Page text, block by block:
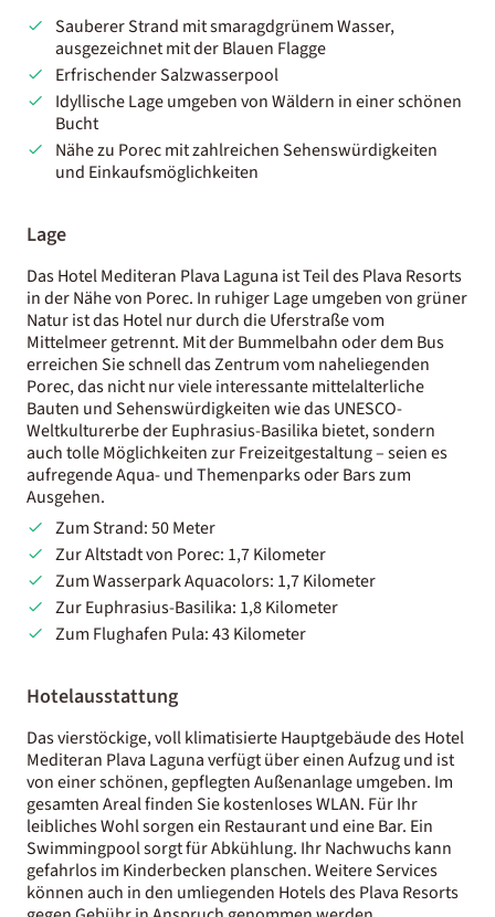
Sauberer Strand mit smaragdgrünem Wasser,
ausgezeichnet mit der Blauen Flagge
Erfrischender Salzwasserpool
Idyllische Lage umgeben von Wäldern in einer schönen
Bucht
Nähe zu Porec mit zahlreichen Sehenswürdigkeiten
und Einkaufsmöglichkeiten
Lage
Das Hotel Mediteran Plava Laguna ist Teil des Plava Resorts
in der Nähe von Porec. In ruhiger Lage umgeben von grüner
Natur ist das Hotel nur durch die Uferstraße vom
Mittelmeer getrennt. Mit der Bummelbahn oder dem Bus
erreichen Sie schnell das Zentrum vom naheliegenden
Porec, das nicht nur viele interessante mittelalterliche
Bauten und Sehenswürdigkeiten wie das UNESCO-
Weltkulturerbe der Euphrasius-Basilika bietet, sondern
auch tolle Möglichkeiten zur Freizeitgestaltung – seien es
aufregende Aqua- und Themenparks oder Bars zum
Ausgehen.
Zum Strand: 50 Meter
Zur Altstadt von Porec: 1,7 Kilometer
Zum Wasserpark Aquacolors: 1,7 Kilometer
Zur Euphrasius-Basilika: 1,8 Kilometer
Zum Flughafen Pula: 43 Kilometer
Hotelausstattung
Das vierstöckige, voll klimatisierte Hauptgebäude des Hotel
Mediteran Plava Laguna verfügt über einen Aufzug und ist
von einer schönen, gepflegten Außenanlage umgeben. Im
gesamten Areal finden Sie kostenloses WLAN. Für Ihr
leibliches Wohl sorgen ein Restaurant und eine Bar. Ein
Swimmingpool sorgt für Abkühlung. Ihr Nachwuchs kann
gefahrlos im Kinderbecken planschen. Weitere Services
können auch in den umliegenden Hotels des Plava Resorts